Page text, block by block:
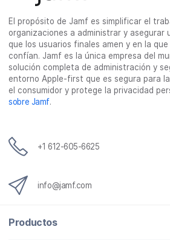
El propósito de Jamf es simplificar el
organizaciones a administrar y asegurar
que los usuarios finales amen y en la
confían. Jamf es la única empresa del
solución completa de administración y
entorno Apple-first que es segura para
el consumidor y protege la privacidad
sobre Jamf.
+1 612-605-6625
info@jamf.com
Productos